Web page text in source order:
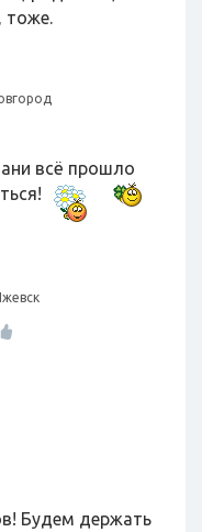
тоже.
всё прошло
Будем держать